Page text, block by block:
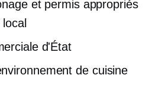
et permis appropriés
d'État
de cuisine